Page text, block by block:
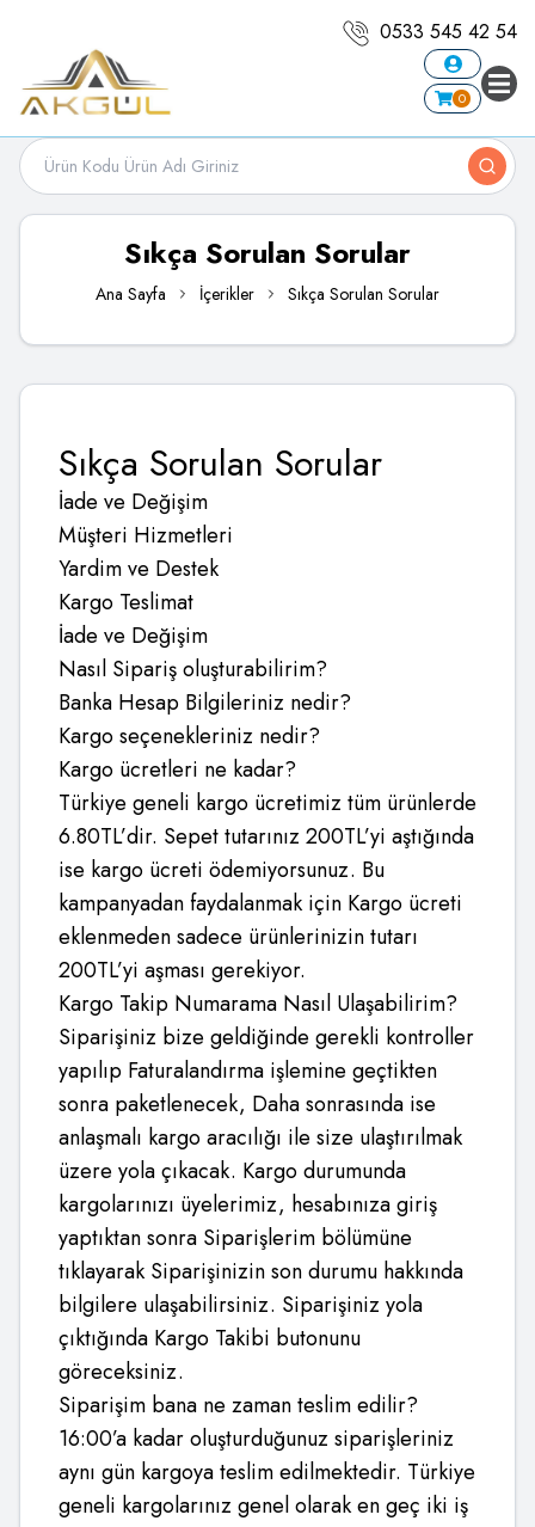
0533 545 42 54
0
Sıkça Sorulan Sorular
Ana Sayfa İçerikler Sıkça Sorulan Sorular
Sıkça Sorulan Sorular
İade ve Değişim
Müşteri Hizmetleri
Yardim ve Destek
Kargo Teslimat
İade ve Değişim
Nasıl Sipariş oluşturabilirim?
Banka Hesap Bilgileriniz nedir?
Kargo seçenekleriniz nedir?
Kargo ücretleri ne kadar?
Türkiye geneli kargo ücretimiz tüm ürünlerde
6.80TL’dir. Sepet tutarınız 200TL’yi aştığında
ise kargo ücreti ödemiyorsunuz. Bu
kampanyadan faydalanmak için Kargo ücreti
eklenmeden sadece ürünlerinizin tutarı
200TL’yi aşması gerekiyor.
Kargo Takip Numarama Nasıl Ulaşabilirim?
Siparişiniz bize geldiğinde gerekli kontroller
yapılıp Faturalandırma işlemine geçtikten
sonra paketlenecek, Daha sonrasında ise
anlaşmalı kargo aracılığı ile size ulaştırılmak
üzere yola çıkacak. Kargo durumunda
kargolarınızı üyelerimiz, hesabınıza giriş
yaptıktan sonra Siparişlerim bölümüne
tıklayarak Siparişinizin son durumu hakkında
bilgilere ulaşabilirsiniz. Siparişiniz yola
çıktığında Kargo Takibi butonunu
göreceksiniz.
Siparişim bana ne zaman teslim edilir?
16:00’a kadar oluşturduğunuz siparişleriniz
aynı gün kargoya teslim edilmektedir. Türkiye
geneli kargolarınız genel olarak en geç iki iş